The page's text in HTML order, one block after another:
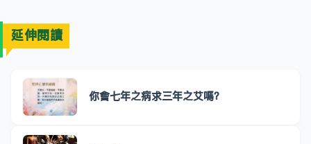
延伸閱讀
你會七年之病求三年之艾嗎？